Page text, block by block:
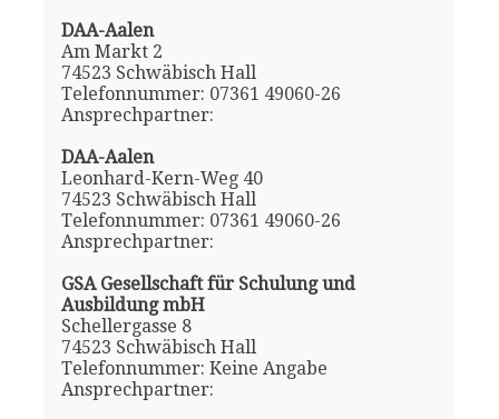
DAA-Aalen
Am Markt 2
74523 Schwäbisch Hall
Telefonnummer: 07361 49060-26
Ansprechpartner:
DAA-Aalen
Leonhard-Kern-Weg 40
74523 Schwäbisch Hall
Telefonnummer: 07361 49060-26
Ansprechpartner:
GSA Gesellschaft für Schulung und
Ausbildung mbH
Schellergasse 8
74523 Schwäbisch Hall
Telefonnummer: Keine Angabe
Ansprechpartner: